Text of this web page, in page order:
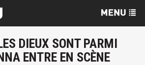
DIEUX SONT PARMI
ENTRE EN SCÈNE